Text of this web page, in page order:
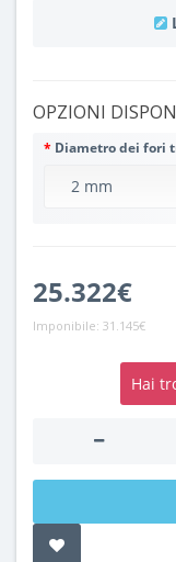
OPZIONI
Diametro dei fori
25.322€
Imponibile: 31.145€
Hai